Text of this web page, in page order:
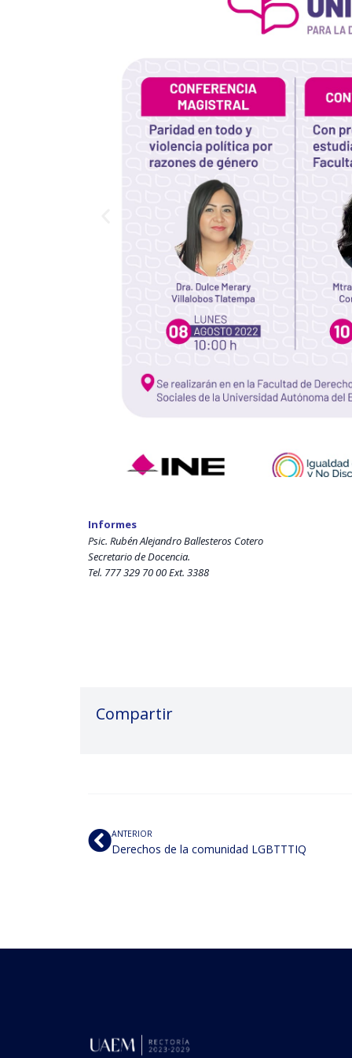
Informes
Psic. Rubén Alejandro Ballesteros Cotero
Secretario de Docencia.
Tel. 777 329 70 00 Ext. 3388
Compartir
ANTERIOR
Derechos de la comunidad LGBTTTIQ